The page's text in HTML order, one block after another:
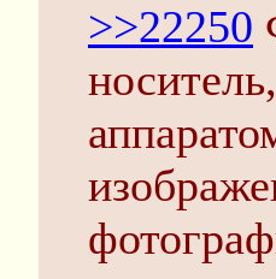
>>22250